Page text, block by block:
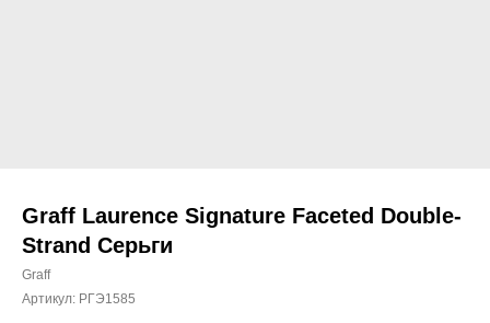
Graff Laurence Signature Faceted Double-
Strand Серьги
Graff
Артикул: РГЭ1585